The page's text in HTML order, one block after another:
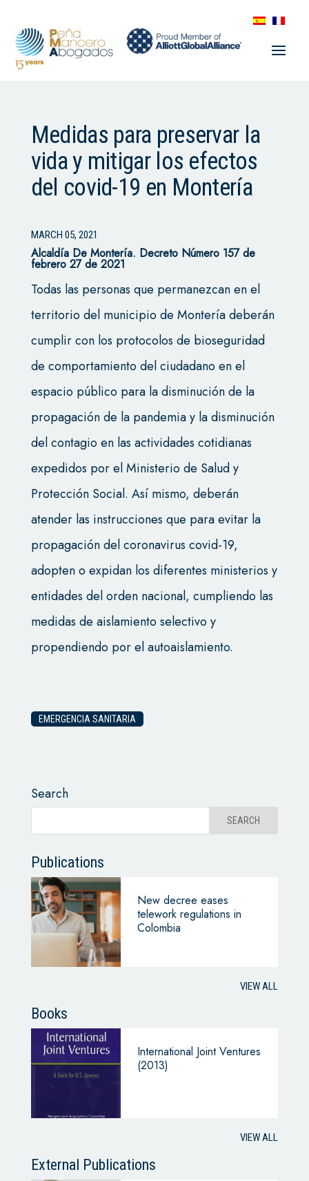
Medidas para preservar la
vida y mitigar los efectos
del covid-19 en Montería
MARCH 05, 2021
Alcaldía De Montería. Decreto Número 157 de
febrero 27 de 2021
Todas las personas que permanezcan en el
territorio del municipio de Montería deberán
cumplir con los protocolos de bioseguridad
de comportamiento del ciudadano en el
espacio público para la disminución de la
propagación de la pandemia y la disminución
del contagio en las actividades cotidianas
expedidos por el Ministerio de Salud y
Protección Social. Así mismo, deberán
atender las instrucciones que para evitar la
propagación del coronavirus covid-19,
adopten o expidan los diferentes ministerios y
entidades del orden nacional, cumpliendo las
medidas de aislamiento selectivo y
propendiendo por el autoaislamiento.
EMERGENCIA SANITARIA
Search
Publications
New decree eases
telework regulations in
Colombia
VIEW ALL
Books
International Joint Ventures
(2013)
VIEW ALL
External Publications